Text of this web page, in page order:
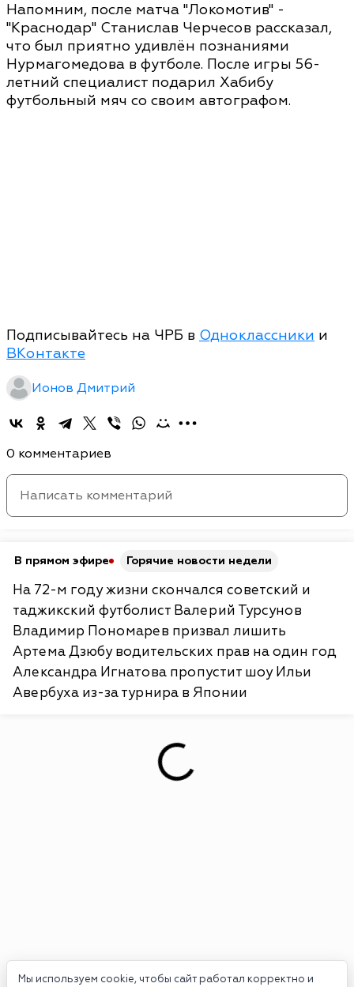
Мы используем cookie, чтобы сайт работал корректно и
Напомним, после матча "Локомотив" -
"Краснодар" Станислав Черчесов рассказал,
что был приятно удивлён познаниями
Нурмагомедова в футболе. После игры 56-
летний специалист подарил Хабибу
футбольный мяч со своим автографом.
Подписывайтесь на ЧРБ в Одноклассники и
ВКонтакте
Ионов Дмитрий
0 комментариев
В прямом эфире Горячие новости недели
На 72-м году жизни скончался советский и
таджикский футболист Валерий Турсунов
Владимир Пономарев призвал лишить
Артема Дзюбу водительских прав на один год
Александра Игнатова пропустит шоу Ильи
Авербуха из-за турнира в Японии